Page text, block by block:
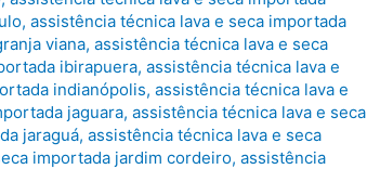
, assistência técnica lava e seca importada
viana, assistência técnica lava e seca
ibirapuera, assistência técnica lava e
indianópolis, assistência técnica lava e
jaguara, assistência técnica lava e seca
jaraguá, assistência técnica lava e seca
importada jardim cordeiro, assistência